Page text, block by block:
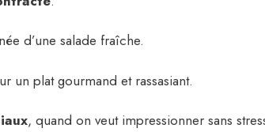
d’une salade fraîche.
un plat gourmand et rassasiant.
, quand on veut impressionner sans